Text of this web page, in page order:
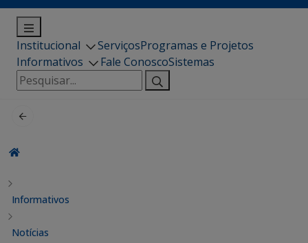
Institucional ServiçosProgramas e Projetos
Informativos
Fale ConoscoSistemas
Pesquisar
por:
Informativos
Notícias